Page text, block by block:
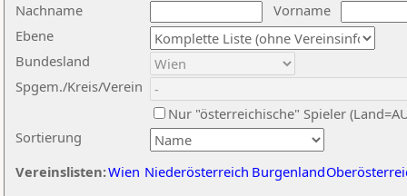
Nachname
Vorname
Ebene
Sortierung
Bundesland
Spgem./Kreis/Verein
Nur "österreichische" Spieler
Vereinslisten:Wien Niederösterreich Burgenland